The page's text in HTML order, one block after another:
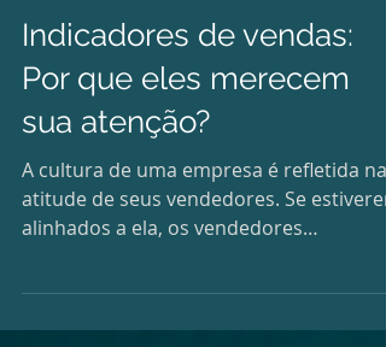
5 de nov. de 2018 5 min de leitura
Indicadores de vendas:
Por que eles merecem
sua atenção?
A cultura de uma empresa é refletida na
alinhados a ela, os vendedores